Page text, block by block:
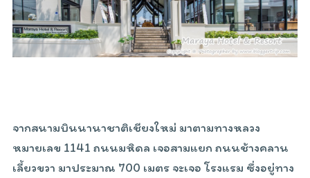
จากสนามบินนานาชาติเชียงใหม่ มาตามทางหลวง
หมายเลข 1141 ถนนมหิดล เจอสามแยก ถนนช้างคลาน
เลี้ยวขวา มาประมาณ 700 เมตร จะเจอ โรงแรม ซึ่งอยู่ทาง